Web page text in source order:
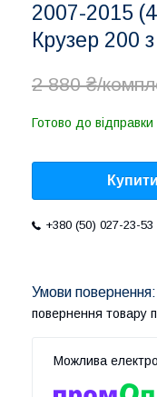
2007-2015
Крузер 200
2 880 ₴/
Готово до відправки
Купити
+380 (50) 027-23-53
повернення товару